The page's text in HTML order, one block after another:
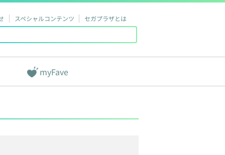
スペシャルコンテンツ セガプラザとは
myFave